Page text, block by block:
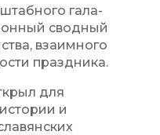
гала-
сводный
взаимного
праздника.
для
и